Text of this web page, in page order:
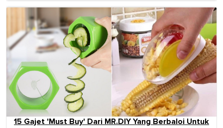
15 Gajet 'Must Buy' Dari MR.DIY Yang Berbaloi Untuk